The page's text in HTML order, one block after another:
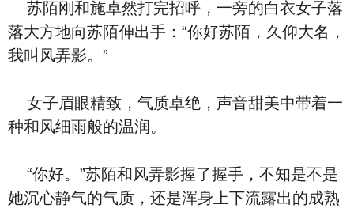
苏陌刚和施卓然打完招呼，一旁的白衣女子落
落大方地向苏陌伸出手：“你好苏陌，久仰大名，
我叫风弄影。”
女子眉眼精致，气质卓绝，声音甜美中带着一
种和风细雨般的温润。
“你好。”苏陌和风弄影握了握手，不知是不是
她沉心静气的气质，还是浑身上下流露出的成熟